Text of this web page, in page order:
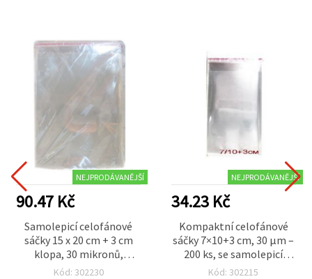
NEJPRODÁVANĚJŠÍ
90.47 Kč
Samolepicí celofánové
sáčky 15 x 20 cm + 3 cm
klopa, 30 mikronů,
průhledné - balení 200 ks
Kód: 302230
NEJPRODÁVANĚJŠÍ
34.23 Kč
Kompaktní celofánové
sáčky 7×10+3 cm, 30 µm –
200 ks, se samolepicí
klopou
Kód: 302215